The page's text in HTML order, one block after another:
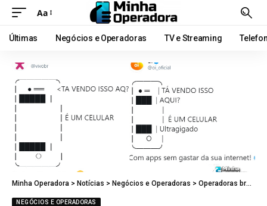
Aa
Últimas Negócios e Operadoras TV e Streaming
Minha Operadora > Notícias > Negócios e Operadoras > Operadoras brasileiras aderem a meme no Twitter
NEGÓCIOS E OPERADORAS